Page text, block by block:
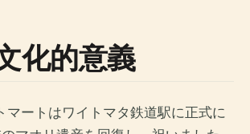
化的意義
マートはワイトマタ鉄道駅に正式に